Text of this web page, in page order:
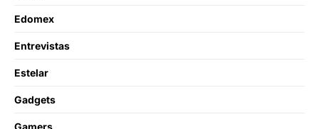
Edomex
Entrevistas
Estelar
Gadgets